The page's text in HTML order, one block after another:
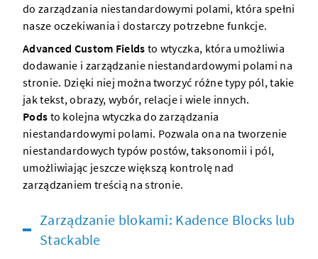
do zarządzania niestandardowymi polami, która spełni
nasze oczekiwania i dostarczy potrzebne funkcje.
Advanced Custom Fields to wtyczka, która umożliwia
dodawanie i zarządzanie niestandardowymi polami na
stronie. Dzięki niej można tworzyć różne typy pól, takie
jak tekst, obrazy, wybór, relacje i wiele innych.
Pods to kolejna wtyczka do zarządzania
niestandardowymi polami. Pozwala ona na tworzenie
niestandardowych typów postów, taksonomii i pól,
umożliwiając jeszcze większą kontrolę nad
zarządzaniem treścią na stronie.
Zarządzanie blokami: Kadence Blocks lub
Stackable